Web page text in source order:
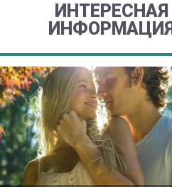
ИНТЕРЕСНАЯ
ИНФОРМАЦИЯ